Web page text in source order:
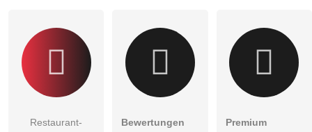
Restaurant-
Bewertungen
Premium